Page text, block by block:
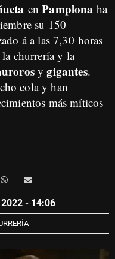
enPamplona ha
su 150
á a las 7,30 horas
la churrería y la
ygigantes.
cola y han
más míticos
2022 - 14:06